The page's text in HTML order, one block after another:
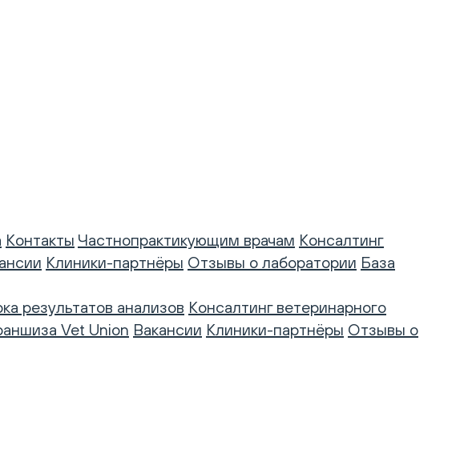
Контакты Частнопрактикующим врачам Консалтинг
Клиники-партнёры Отзывы о лаборатории База
результатов анализов Консалтинг ветеринарного
Vet Union Вакансии Клиники-партнёры Отзывы о